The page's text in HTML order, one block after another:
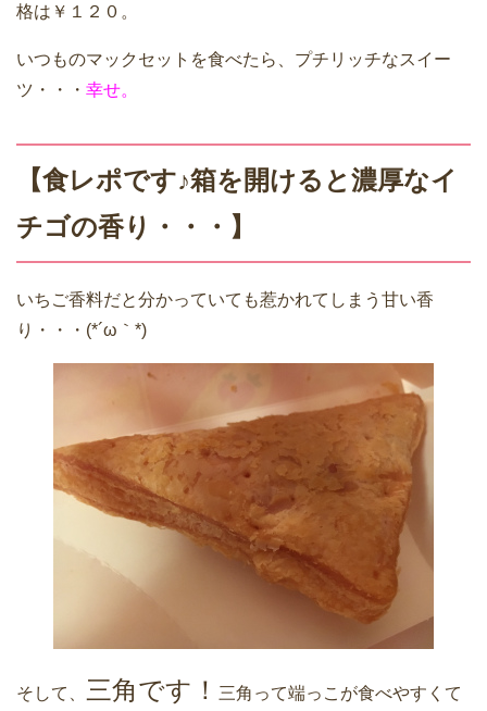
格は￥１２０。
いつものマックセットを食べたら、プチリッチなスイー
ツ・・・ 幸せ。
【食レポです♪箱を開けると濃厚なイ
チゴの香り・・・】
いちご香料だと分かっていても惹かれてしまう甘い香
り・・・(*´ω｀*)
そして、 三角です！
三角って端っこが食べやすくて